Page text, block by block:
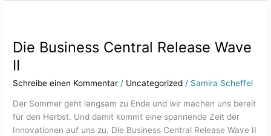
Die Business Central Release Wave
II
Schreibe einen Kommentar / Uncategorized / Samira Scheffel
Der Sommer geht langsam zu Ende und wir machen uns bereit
für den Herbst. Und damit kommt eine spannende Zeit der
Innovationen auf uns zu. Die Business Central Release Wave II
Central
Release
Wave
II